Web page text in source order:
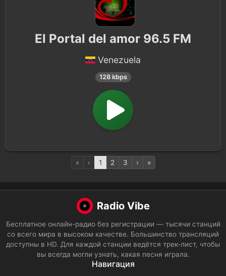
El Portal del amor 96.5 FM
Venezuela
128 kbps
« ‹ 1 2 3 › »
Radio Vibe
Бесплатное онлайн-радио без регистрации — тысячи станций
со всего мира в высоком качестве. Большинство трансляций
доступны в HD. Для каждой станции ведётся трек-лист, чтобы
вы всегда могли узнать, какая песня играла.
Навигация